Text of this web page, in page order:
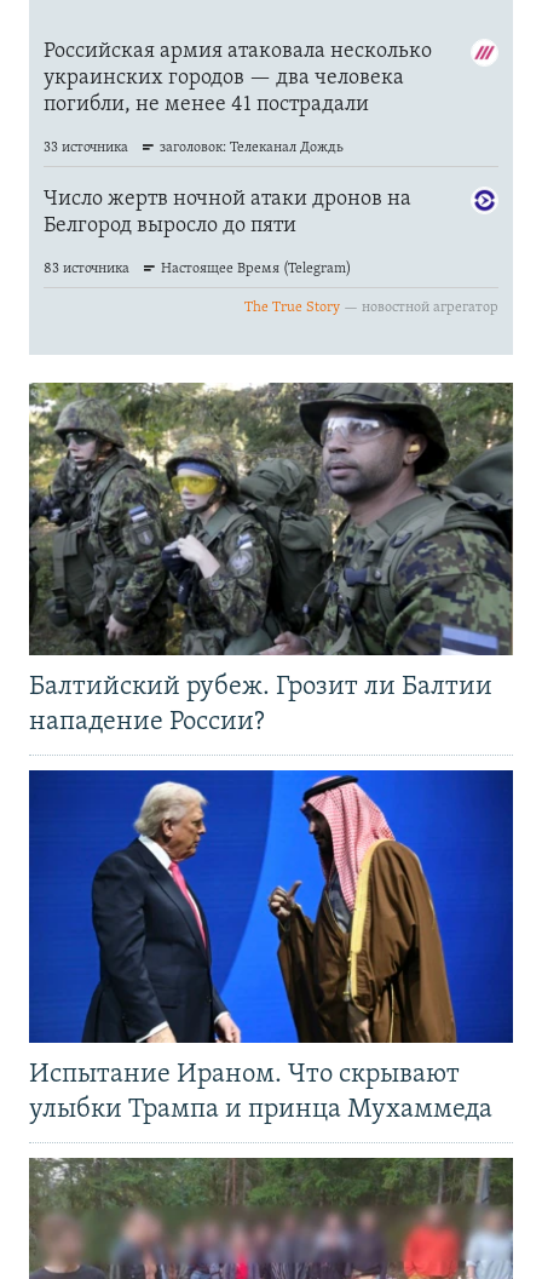
Балтийский рубеж. Грозит ли Балтии
нападение России?
Испытание Ираном. Что скрывают
улыбки Трампа и принца Мухаммеда